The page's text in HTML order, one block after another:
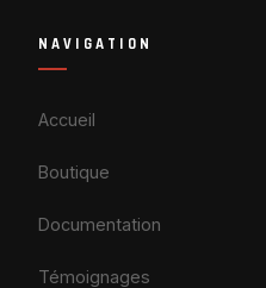
NAVIGATION
Accueil
Boutique
Documentation
Témoignages